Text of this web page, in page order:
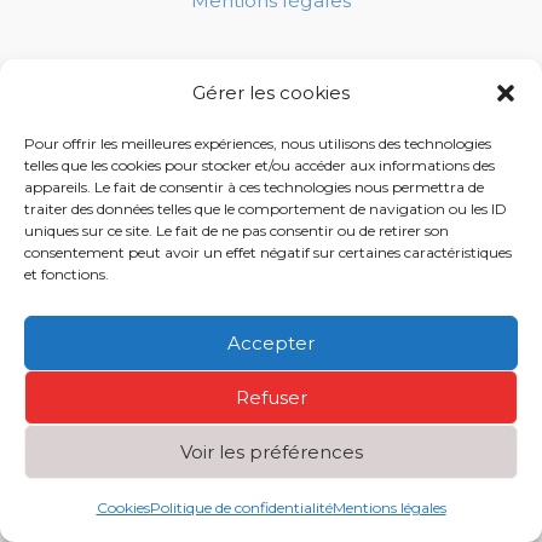
Gérer les cookies
Pour offrir les meilleures expériences, nous utilisons des technologies
telles que les cookies pour stocker et/ou accéder aux informations des
appareils. Le fait de consentir à ces technologies nous permettra de
traiter des données telles que le comportement de navigation ou les ID
uniques sur ce site. Le fait de ne pas consentir ou de retirer son
consentement peut avoir un effet négatif sur certaines caractéristiques
et fonctions.
Accepter
Refuser
Voir les préférences
CookiesPolitique de confidentialitéMentions légales
CGU
Copyright © 2026 ACA SÛRETÉ ® | Réalisé par